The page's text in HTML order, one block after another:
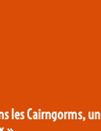
les Cairngorms, un